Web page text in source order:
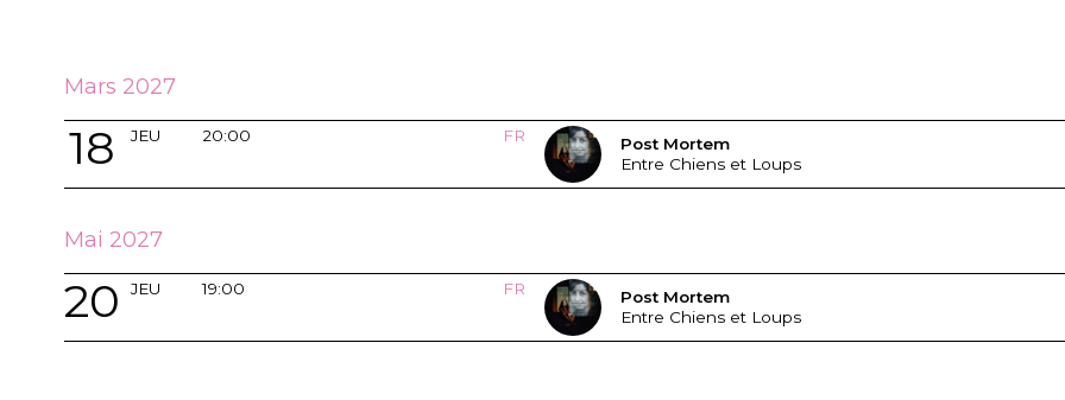
Mars 2027
JEU
18 20:00 FR
Post Mortem
Entre Chiens et Loups
Mai 2027
JEU
20 19:00 FR
Post Mortem
Entre Chiens et Loups